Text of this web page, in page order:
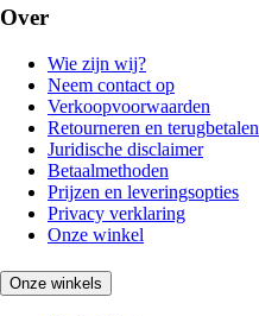
Over
Wie zijn wij?
Neem contact op
Verkoopvoorwaarden
Retourneren en terugbetalen
Juridische disclaimer
Betaalmethoden
Prijzen en leveringsopties
Privacy verklaring
Onze winkel
Onze winkels